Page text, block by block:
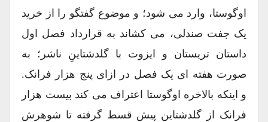
اوگوستا، وارد می شود؛ و موضوع گفتگو را از خرید
یک جفت صندلی، می کشاند به قرارداد فصل اول
داستان تریستان و ایزوت با گلدشتاینِ ناشر؛ به
صورت هفته ای یک فصل در ازای پنج هزار فرانک.
و اینکه بالاخره اوگوستا اعتراف می کند بیست هزار
فرانک از گلدشتاین پیش قسط گرفته تا شوهرش